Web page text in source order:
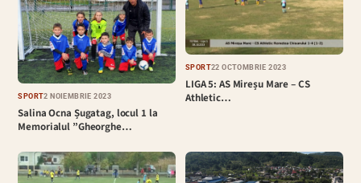
SPORT2 NOIEMBRIE 2023
Salina Ocna Șugatag, locul 1 la
Memorialul ”Gheorghe…
SPORT22 OCTOMBRIE 2023
LIGA 5: AS Mireșu Mare – CS
Athletic…